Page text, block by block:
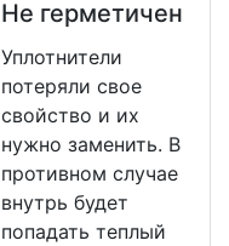
Не герметичен
Уплотнители
потеряли свое
свойство и их
нужно заменить. В
противном случае
внутрь будет
попадать теплый